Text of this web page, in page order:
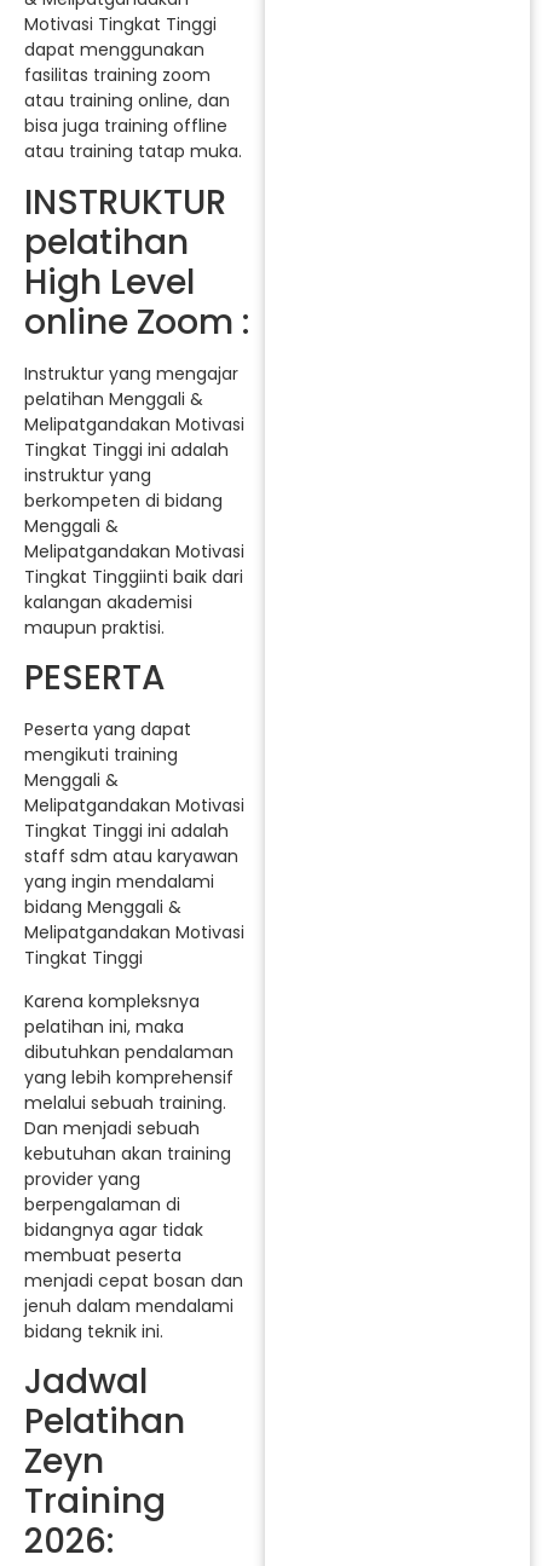
Motivasi Tingkat Tinggi
dapat menggunakan
fasilitas training zoom
atau training online, dan
bisa juga training offline
atau training tatap muka.
INSTRUKTUR
pelatihan
High Level
online Zoom :
Instruktur yang mengajar
pelatihan Menggali &
Melipatgandakan Motivasi
Tingkat Tinggi ini adalah
instruktur yang
berkompeten di bidang
Menggali &
Melipatgandakan Motivasi
Tingkat Tinggiinti baik dari
kalangan akademisi
maupun praktisi.
PESERTA
Peserta yang dapat
mengikuti training
Menggali &
Melipatgandakan Motivasi
Tingkat Tinggi ini adalah
staff sdm atau karyawan
yang ingin mendalami
bidang Menggali &
Melipatgandakan Motivasi
Tingkat Tinggi
Karena kompleksnya
pelatihan ini, maka
dibutuhkan pendalaman
yang lebih komprehensif
melalui sebuah training.
Dan menjadi sebuah
kebutuhan akan training
provider yang
berpengalaman di
bidangnya agar tidak
membuat peserta
menjadi cepat bosan dan
jenuh dalam mendalami
bidang teknik ini.
Jadwal
Pelatihan
Zeyn
Training
2026: